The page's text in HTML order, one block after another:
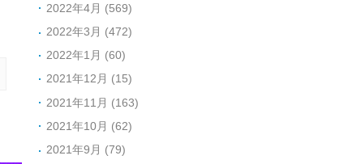
2022年4月 (569)
2022年3月 (472)
2022年1月 (60)
2021年12月 (15)
2021年11月 (163)
2021年10月 (62)
2021年9月 (79)